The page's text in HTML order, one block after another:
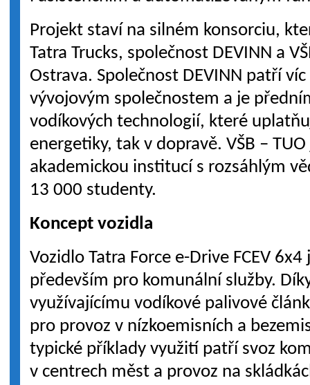
Projekt staví na silném konsorciu,
Tatra Trucks, společnost DEVINN a
Ostrava. Společnost DEVINN patří
vývojovým společnostem a je
vodíkových technologií, které
energetiky, tak v dopravě. VŠB –
akademickou institucí s rozsáhlým
13 000 studenty.
Koncept vozidla
Vozidlo Tatra Force e-Drive FCEV
především pro komunální služby.
využívajícímu vodíkové palivové
pro provoz v nízkoemisních a
typické příklady využití patří svoz
v centrech měst a provoz na